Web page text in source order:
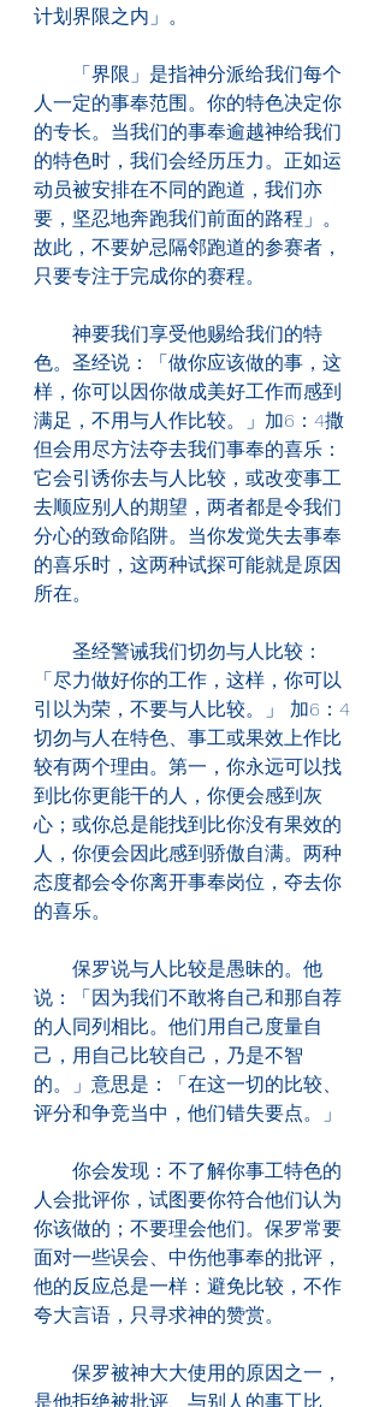
计划界限之内」。
「界限」是指神分派给我们每个
人一定的事奉范围。你的特色决定你
的专长。当我们的事奉逾越神给我们
的特色时，我们会经历压力。正如运
动员被安排在不同的跑道，我们亦
要，坚忍地奔跑我们前面的路程」。
故此，不要妒忌隔邻跑道的参赛者，
只要专注于完成你的赛程。
神要我们享受他赐给我们的特
色。圣经说：「做你应该做的事，这
样，你可以因你做成美好工作而感到
满足，不用与人作比较。」加6：4撒
但会用尽方法夺去我们事奉的喜乐：
它会引诱你去与人比较，或改变事工
去顺应别人的期望，两者都是令我们
分心的致命陷阱。当你发觉失去事奉
的喜乐时，这两种试探可能就是原因
所在。
圣经警诫我们切勿与人比较：
「尽力做好你的工作，这样，你可以
引以为荣，不要与人比较。」 加6：4
切勿与人在特色、事工或果效上作比
较有两个理由。第一，你永远可以找
到比你更能干的人，你便会感到灰
心；或你总是能找到比你没有果效的
人，你便会因此感到骄傲自满。两种
态度都会令你离开事奉岗位，夺去你
的喜乐。
保罗说与人比较是愚昧的。他
说：「因为我们不敢将自己和那自荐
的人同列相比。他们用自己度量自
己，用自己比较自己，乃是不智
的。」意思是：「在这一切的比较、
评分和争竞当中，他们错失要点。」
你会发现：不了解你事工特色的
人会批评你，试图要你符合他们认为
你该做的；不要理会他们。保罗常要
面对一些误会、中伤他事奉的批评，
他的反应总是一样：避免比较，不作
夸大言语，只寻求神的赞赏。
保罗被神大大使用的原因之一，
是他拒绝被批评、与别人的事工比